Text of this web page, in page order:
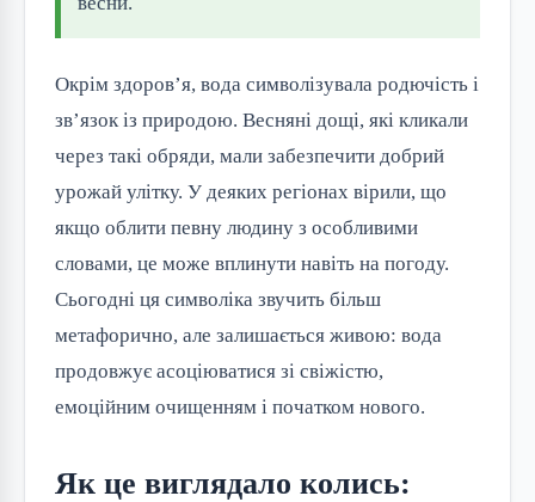
Окрім здоров’я, вода символізувала родючість і
зв’язок із природою. Весняні дощі, які кликали
через такі обряди, мали забезпечити добрий
урожай улітку. У деяких регіонах вірили, що
якщо облити певну людину з особливими
словами, це може вплинути навіть на погоду.
Сьогодні ця символіка звучить більш
метафорично, але залишається живою: вода
продовжує асоціюватися зі свіжістю,
емоційним очищенням і початком нового.
Як це виглядало колись: